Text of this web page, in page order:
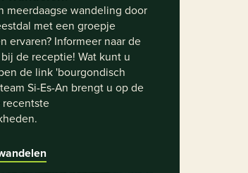
meerdaagse wandeling door
met een groepje
ervaren? Informeer naar de
de receptie! Wat kunt u
de link 'bourgondisch
Si-Es-An brengt u op de